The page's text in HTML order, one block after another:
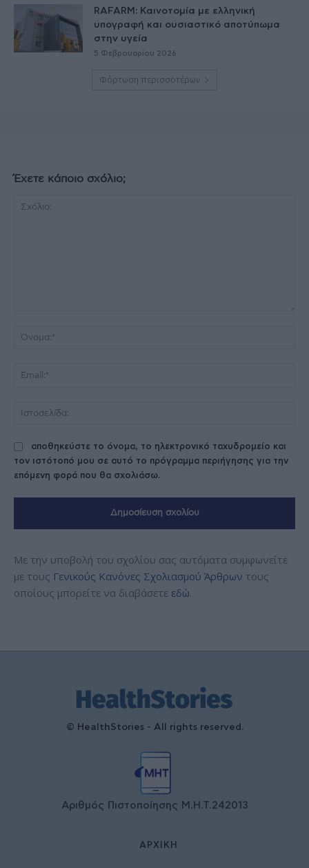
RAFARM: Καινοτομία με ελληνική
υπογραφή και ουσιαστικό αποτύπωμα
στην υγεία
5 Φεβρουαρίου 2026
Φόρτωση περισσοτέρων
Έχετε κάποιο σχόλιο;
αποθηκεύστε το όνομα, το ηλεκτρονικό ταχυδρομείο και
τον ιστότοπό μου σε αυτό το πρόγραμμα περιήγησης για την
επόμενη φορά που θα σχολιάσω.
Με την υποβολή του σχολίου σας αυτόματα συμφωνείτε
με τους Γενικούς Κανόνες Σχολιασμού Άρθρων τους
οποίους μπορείτε να διαβάσετε εδώ.
© HealthStories - All rights reserved.
Αριθμός Πιστοποίησης Μ.Η.Τ.242013
ΑΡΧΙΚΉ